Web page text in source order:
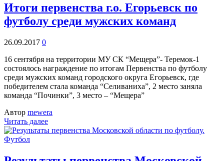
Итоги первенства г.о. Егорьевск по
футболу среди мужских команд
26.09.2017 0
16 сентября на территории МУ СК “Мещера”- Теремок-1
состоялось награждение по итогам Первенства по футболу
среди мужских команд городского округа Егорьевск, где
победителем стала команда “Селиваниха”, 2 место заняла
команда “Починки”, 3 место – “Мещера”
Автор mewera
Читать далее
Футбол